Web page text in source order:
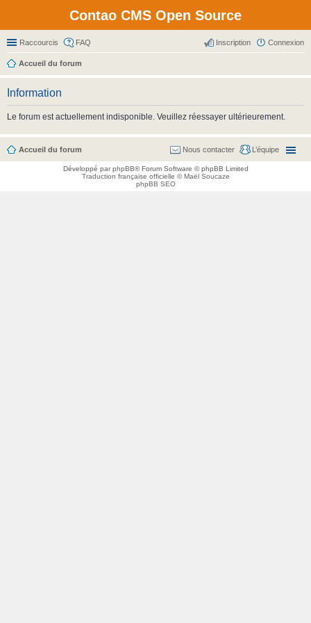
Contao CMS Open Source
Raccourcis FAQ Connexion
Inscription
Accueil du forum
Information
Le forum est actuellement indisponible. Veuillez réessayer ultérieurement.
Accueil du forum L’équipe
Nous contacter
Développé parphpBB® Forum Software © phpBB Limited
Traduction française officielle ©Maël Soucaze
phpBB SEO